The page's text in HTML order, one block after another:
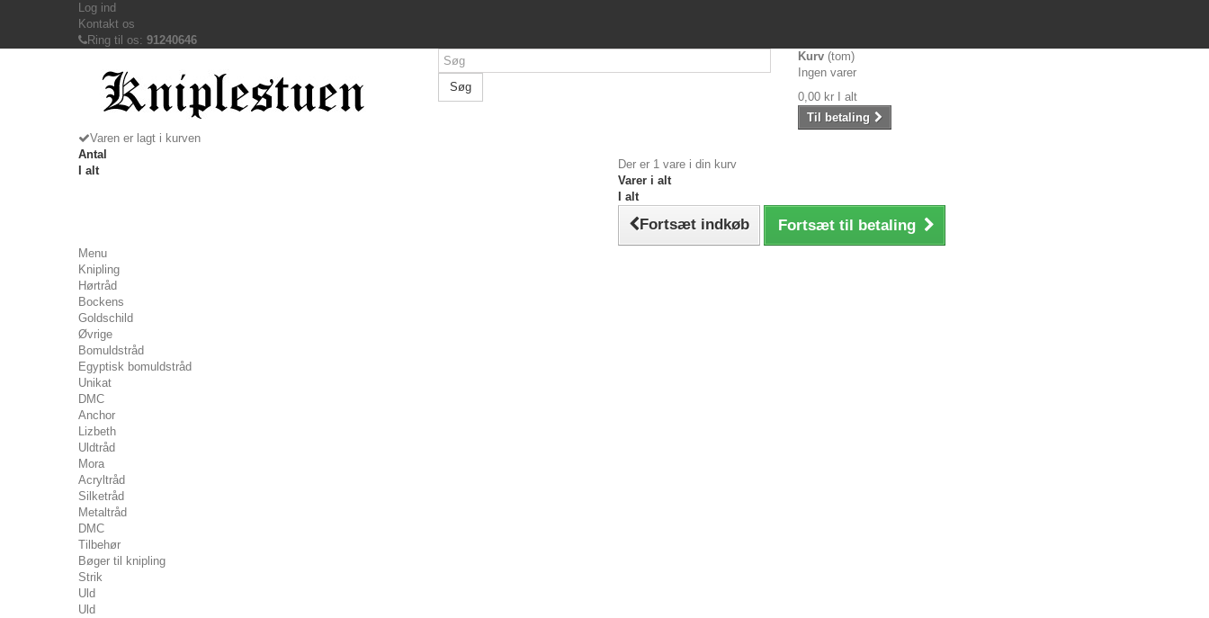
Log ind
Kontakt os
Ring til os: 91240646
Søg
Kurv (tom)
Ingen varer
0,00 kr
I alt
Til betaling
Varen er lagt i kurven
Antal
I alt
Der er 1 vare i din kurv
Varer i alt
I alt
Fortsæt indkøb Fortsæt til betaling
Menu
Knipling
Hørtråd
Bockens
Goldschild
Øvrige
Bomuldstråd
Egyptisk bomuldstråd
Unikat
DMC
Anchor
Lizbeth
Uldtråd
Mora
Acryltråd
Silketråd
Metaltråd
DMC
Tilbehør
Bøger til knipling
Strik
Uld
Uld